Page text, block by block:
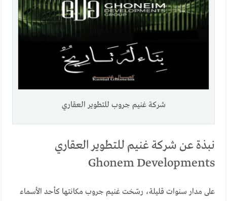
شركة غنيم جروب للتطوير العقاري
نبذة عن شركة غنيم للتطوير العقاري
Ghonem Developments
على مدار سنوات قليلة، رسّخت غنيم جروب مكانتها كأحد الأسماء